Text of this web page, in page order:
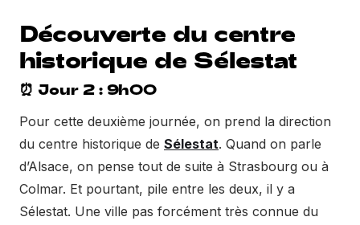
Découverte du centre
historique de Sélestat
⏰ Jour 2 : 9h00
Pour cette deuxième journée, on prend la direction
du centre historique de Sélestat. Quand on parle
d’Alsace, on pense tout de suite à Strasbourg ou à
Colmar. Et pourtant, pile entre les deux, il y a
Sélestat. Une ville pas forcément très connue du